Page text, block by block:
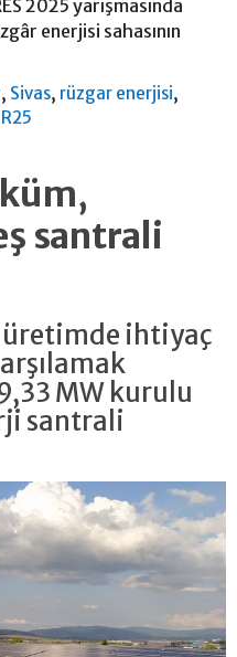
2025 yarışmasında
enerjisi sahasının
, Sivas, rüzgar enerjisi,
santrali
ihtiyaç
MW kurulu
santrali